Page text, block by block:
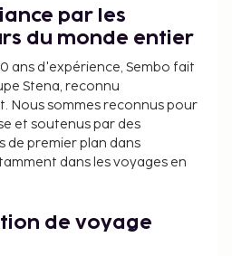
et services qui
notamment l'accès
un service de conciergerie
commun. Un petit
est servi tous les jours de
par les
du monde entier
ans d'expérience, Sembo fait
Stena, reconnu
Nous sommes reconnus pour
et soutenus par des
de premier plan dans
dans les voyages en
de voyage